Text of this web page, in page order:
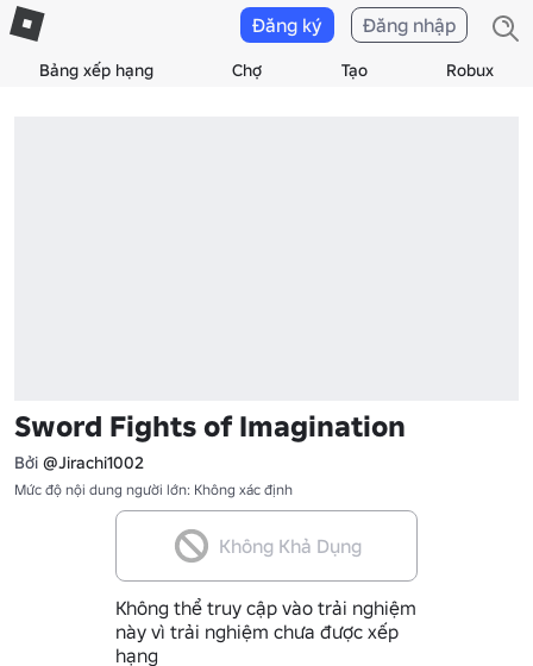
Bảng xếp hạng Chợ Tạo Robux
Đăng ký Đăng nhập
Sword Fights of Imagination
Bởi @Jirachi1002
Mức độ nội dung người lớn: Không xác định
Không Khả Dụng
Không thể truy cập vào trải nghiệm
này vì trải nghiệm chưa được xếp
hạng